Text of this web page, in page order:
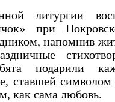
литургии
при
напомнив
подарили
ставшей символом
как сама любовь.